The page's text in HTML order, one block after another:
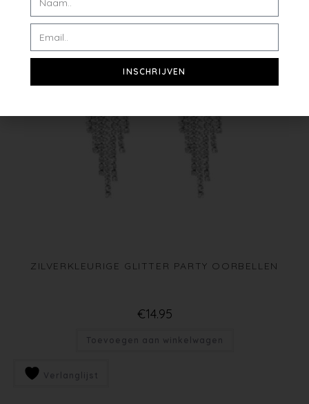
ZILVERKLEURIGE GLITTER PARTY OORBELLEN
€14.95
Toevoegen aan winkelwagen
Verlanglijst
INSCHRIJVEN